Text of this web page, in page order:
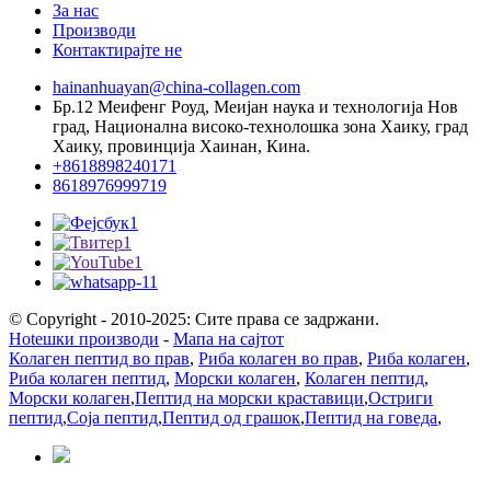
За нас
Производи
Контактирајте не
hainanhuayan@china-collagen.com
Бр.12 Меифенг Роуд, Меијан наука и технологија Нов
град, Национална високо-технолошка зона Хаику, град
Хаику, провинција Хаинан, Кина.
+8618898240171
8618976999719
© Copyright - 2010-2025: Сите права се задржани.
Hotешки производи - Мапа на сајтот
Колаген пептид во прав, Риба колаген во прав, Риба колаген,
Риба колаген пептид, Морски колаген, Колаген пептид,
Морски колаген,Пептид на морски краставици,Остриги
пептид,Соја пептид,Пептид од грашок,Пептид на говеда,